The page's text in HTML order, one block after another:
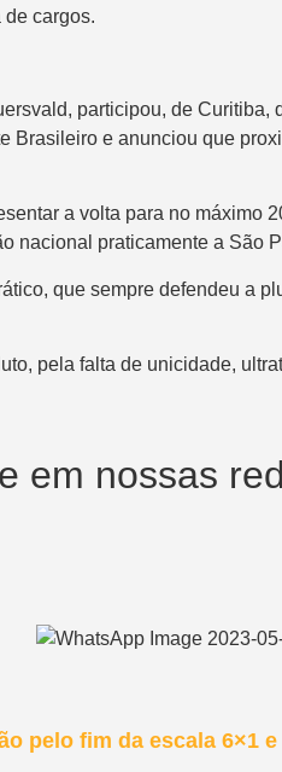
de cargos.
participou, de
Brasileiro e anunciou que
a volta para no
nacional praticamente a São
que sempre defendeu a
pela falta de unicidade,
em nossas
pelo fim da escala 6×1